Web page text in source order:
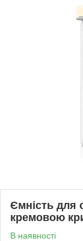
Ємність для
кремовою
В наявності